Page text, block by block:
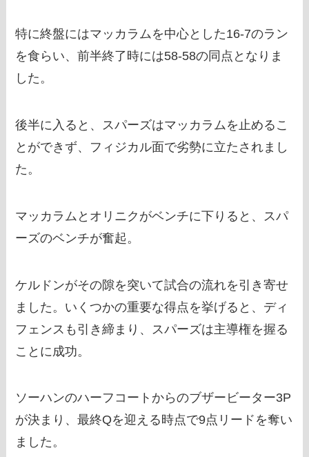
特に終盤にはマッカラムを中心とした16-7のラン
を食らい、前半終了時には58-58の同点となりま
した。
後半に入ると、スパーズはマッカラムを止めるこ
とができず、フィジカル面で劣勢に立たされまし
た。
マッカラムとオリニクがベンチに下りると、スパ
ーズのベンチが奮起。
ケルドンがその隙を突いて試合の流れを引き寄せ
ました。いくつかの重要な得点を挙げると、ディ
フェンスも引き締まり、スパーズは主導権を握る
ことに成功。
ソーハンのハーフコートからのブザービーター3P
が決まり、最終Qを迎える時点で9点リードを奪い
ました。